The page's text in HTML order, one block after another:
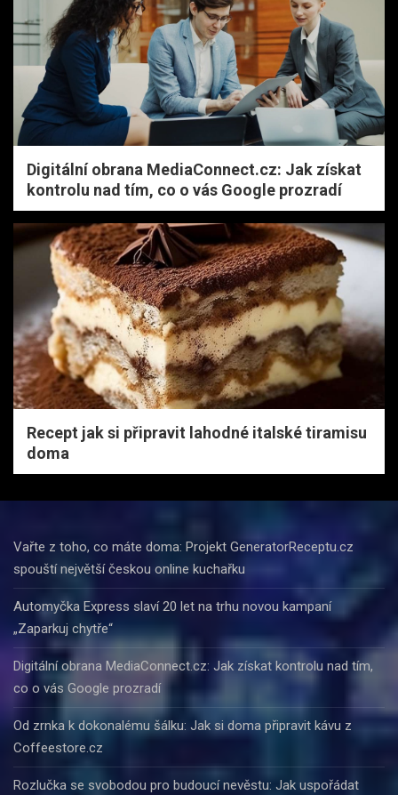
Digitální obrana MediaConnect.cz: Jak získat
kontrolu nad tím, co o vás Google prozradí
Recept jak si připravit lahodné italské tiramisu
doma
Vařte z toho, co máte doma: Projekt GeneratorReceptu.cz
spouští největší českou online kuchařku
Automyčka Express slaví 20 let na trhu novou kampaní
„Zaparkuj chytře“
Digitální obrana MediaConnect.cz: Jak získat kontrolu nad tím,
co o vás Google prozradí
Od zrnka k dokonalému šálku: Jak si doma připravit kávu z
Coffeestore.cz
Rozlučka se svobodou pro budoucí nevěstu: Jak uspořádat